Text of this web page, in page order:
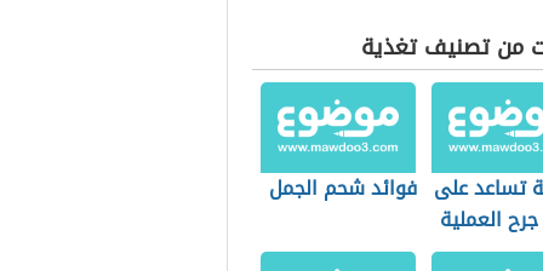
من تصنيف تغذية
تساعد على
جرح العملية
فوائد شحم الجمل